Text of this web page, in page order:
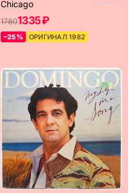
Chicago
17801335 ₽
–25% ОРИГИНАЛ 1982